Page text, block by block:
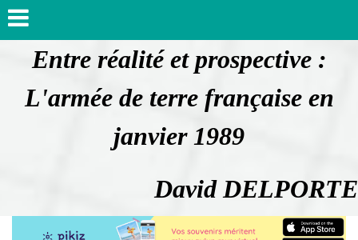
Entre réalité et prospective :
L'armée de terre française en
janvier 1989
David DELPORTE